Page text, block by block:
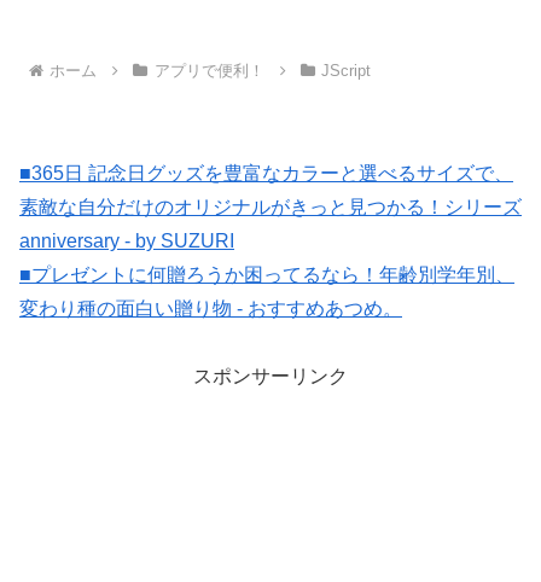
ホーム アプリで便利！ JScript
■365日 記念日グッズを豊富なカラーと選べるサイズで、
素敵な自分だけのオリジナルがきっと見つかる！シリーズ
anniversary - by SUZURI
■プレゼントに何贈ろうか困ってるなら！年齢別学年別、
変わり種の面白い贈り物 - おすすめあつめ。
スポンサーリンク